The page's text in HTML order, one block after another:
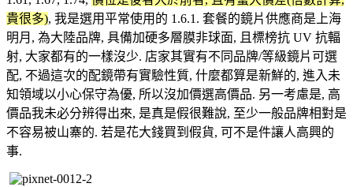
貴很多), 我是選用平常使用的 1.6.1. 套餐的鏡片供應商是上海
明月, 為大陸品牌, 具備加硬多層膜非球面, 且標榜抗 UV 抗輻
射, 大家都有的一樣沒少. 店家其實有不同品牌/等級鏡片可選
配, 不過這次的配鏡帶有實驗性質, 什麼都算是新鮮的, 進入未
知領域以小心保守為優, 所以沒加價選高價品. 另一考慮是, 高
價品我未必分辨得出來, 是真是假很難說, 至少一般品牌相對是
不容易被山寨的. 若是花大錢買到假貨, 可不是件讓人高興的
事.